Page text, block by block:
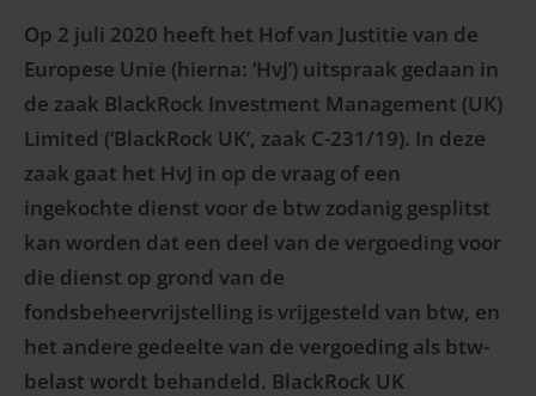
Op 2 juli 2020 heeft het Hof van Justitie van de
Europese Unie (hierna: ‘HvJ’) uitspraak gedaan in
de zaak BlackRock Investment Management (UK)
Limited (‘BlackRock UK’, zaak C-231/19). In deze
zaak gaat het HvJ in op de vraag of een
ingekochte dienst voor de btw zodanig gesplitst
kan worden dat een deel van de vergoeding voor
die dienst op grond van de
fondsbeheervrijstelling is vrijgesteld van btw, en
het andere gedeelte van de vergoeding als btw-
belast wordt behandeld. BlackRock UK